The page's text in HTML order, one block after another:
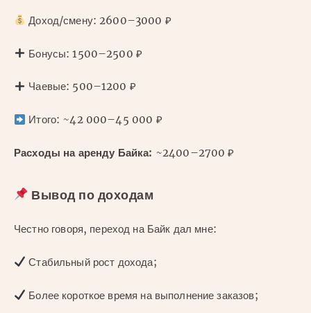
Доход/смену: 2600–3000 ₽
Бонусы: 1500–2500 ₽
Чаевые: 500–1200 ₽
Итого: ~42 000–45 000 ₽
Расходы на аренду Байка: ~2400–2700 ₽
Вывод по доходам
Честно говоря, переход на Байк дал мне:
Стабильный рост дохода;
Более короткое время на выполнение заказов;